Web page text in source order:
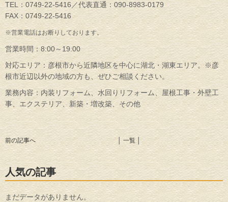
TEL：0749-22-5416／代表直通：090-8983-0179
FAX：0749-22-5416
※営業電話はお断りしております。
営業時間：8:00～19:00
対応エリア：彦根市から近隣地区を中心に湖北・湖東エリア。※彦
根市近辺以外の地域の方も、ぜひご相談ください。
業務内容：内装リフォーム、水回りリフォーム、屋根工事・外壁工
事、エクステリア、新築・増改築、その他
前の記事へ │ 一覧 │
人気の記事
まだデータがありません。